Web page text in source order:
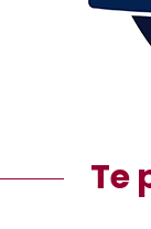
Te